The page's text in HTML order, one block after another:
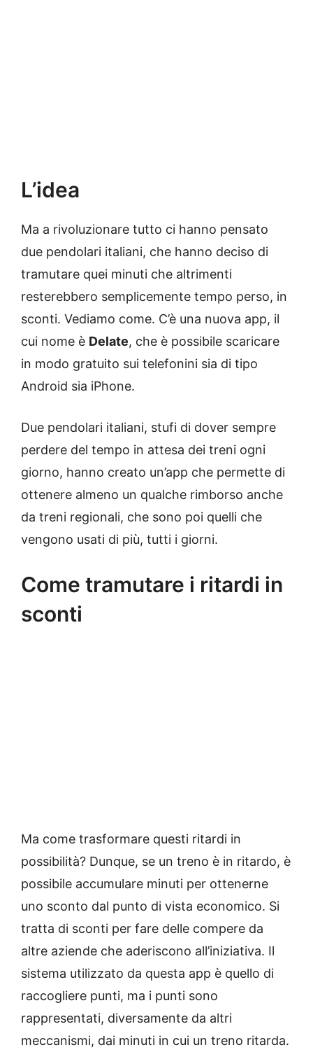
L’idea
Ma a rivoluzionare tutto ci hanno pensato
due pendolari italiani, che hanno deciso di
tramutare quei minuti che altrimenti
resterebbero semplicemente tempo perso, in
sconti. Vediamo come. C’è una nuova app, il
cui nome è Delate, che è possibile scaricare
in modo gratuito sui telefonini sia di tipo
Android sia iPhone.
Due pendolari italiani, stufi di dover sempre
perdere del tempo in attesa dei treni ogni
giorno, hanno creato un’app che permette di
ottenere almeno un qualche rimborso anche
da treni regionali, che sono poi quelli che
vengono usati di più, tutti i giorni.
Come tramutare i ritardi in
sconti
Ma come trasformare questi ritardi in
possibilità? Dunque, se un treno è in ritardo, è
possibile accumulare minuti per ottenerne
uno sconto dal punto di vista economico. Si
tratta di sconti per fare delle compere da
altre aziende che aderiscono all’iniziativa. Il
sistema utilizzato da questa app è quello di
raccogliere punti, ma i punti sono
rappresentati, diversamente da altri
meccanismi, dai minuti in cui un treno ritarda.